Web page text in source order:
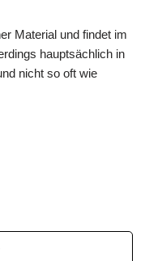
Material und findet im
hauptsächlich in
nicht so oft wie